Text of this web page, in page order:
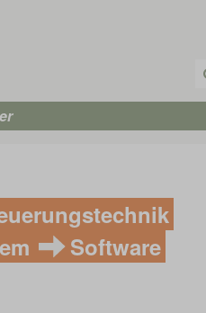
Software